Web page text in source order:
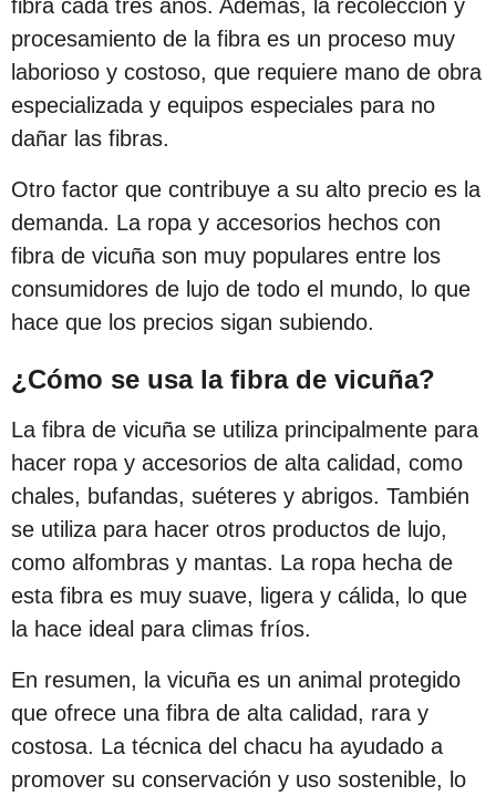
fibra cada tres años. Además, la recolección y
procesamiento de la fibra es un proceso muy
laborioso y costoso, que requiere mano de obra
especializada y equipos especiales para no
dañar las fibras.
Otro factor que contribuye a su alto precio es la
demanda. La ropa y accesorios hechos con
fibra de vicuña son muy populares entre los
consumidores de lujo de todo el mundo, lo que
hace que los precios sigan subiendo.
¿Cómo se usa la fibra de vicuña?
La fibra de vicuña se utiliza principalmente para
hacer ropa y accesorios de alta calidad, como
chales, bufandas, suéteres y abrigos. También
se utiliza para hacer otros productos de lujo,
como alfombras y mantas. La ropa hecha de
esta fibra es muy suave, ligera y cálida, lo que
la hace ideal para climas fríos.
En resumen, la vicuña es un animal protegido
que ofrece una fibra de alta calidad, rara y
costosa. La técnica del chacu ha ayudado a
promover su conservación y uso sostenible, lo